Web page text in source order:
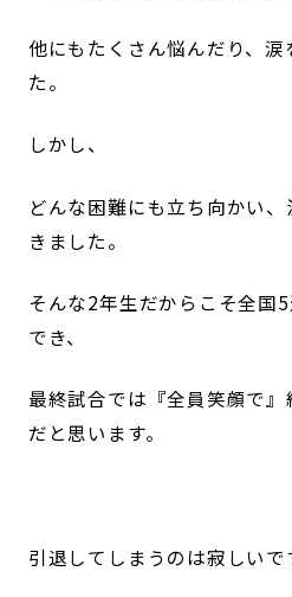
他にもたくさん悩んだり、
た。
しかし、
どんな困難にも立ち向かい
きました。
そんな2年生だからこそ全国
でき、
最終試合では『全員笑顔で
だと思います。
引退してしまうのは寂しいで